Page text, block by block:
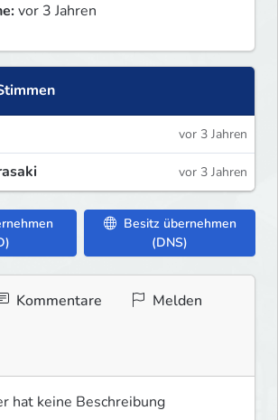
vor 3 Jahren
vor 3 Jahren
vor 3 Jahren
Besitz übernehmen
(DNS)
Kommentare Melden
hat keine Beschreibung